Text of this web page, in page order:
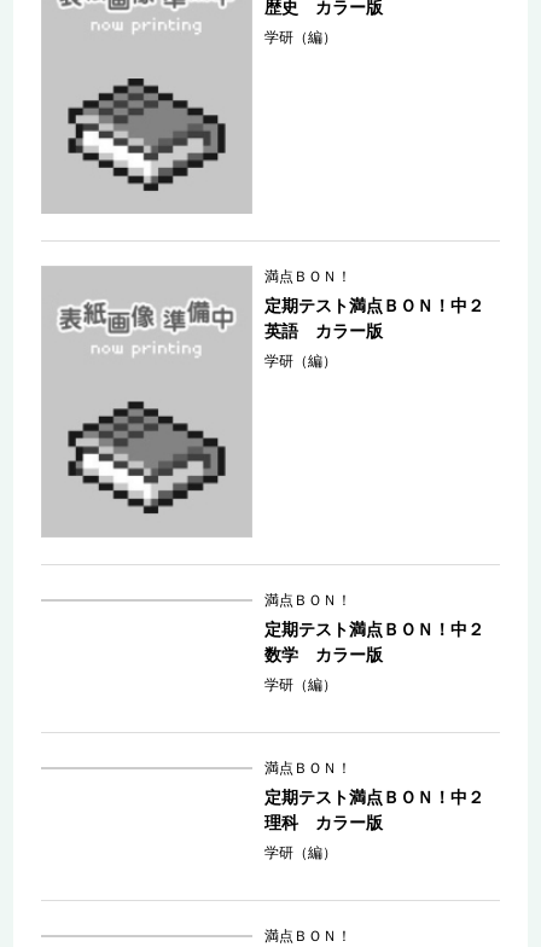
歴史 カラー版
学研（編）
満点ＢＯＮ！
定期テスト満点ＢＯＮ！中２
英語 カラー版
学研（編）
満点ＢＯＮ！
定期テスト満点ＢＯＮ！中２
数学 カラー版
学研（編）
満点ＢＯＮ！
定期テスト満点ＢＯＮ！中２
理科 カラー版
学研（編）
満点ＢＯＮ！